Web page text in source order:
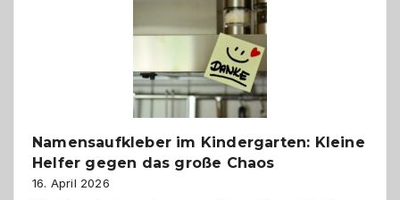
wann
ist
eine
Hundepension
die
richtige
Namensaufkleber im Kindergarten: Kleine
Helfer gegen das große Chaos
16. April 2026